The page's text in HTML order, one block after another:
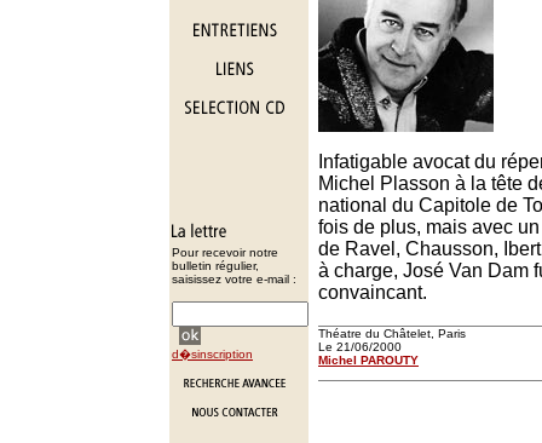
Pour recevoir notre
bulletin régulier,
saisissez votre e-mail :
d�sinscription
Infatigable avocat du
Michel Plasson à la tête
national du Capitole de
fois de plus, mais avec
de Ravel, Chausson,
à charge, José Van Dam
convaincant.
Théatre du Châtelet, Paris
Le 21/06/2000
Michel PAROUTY